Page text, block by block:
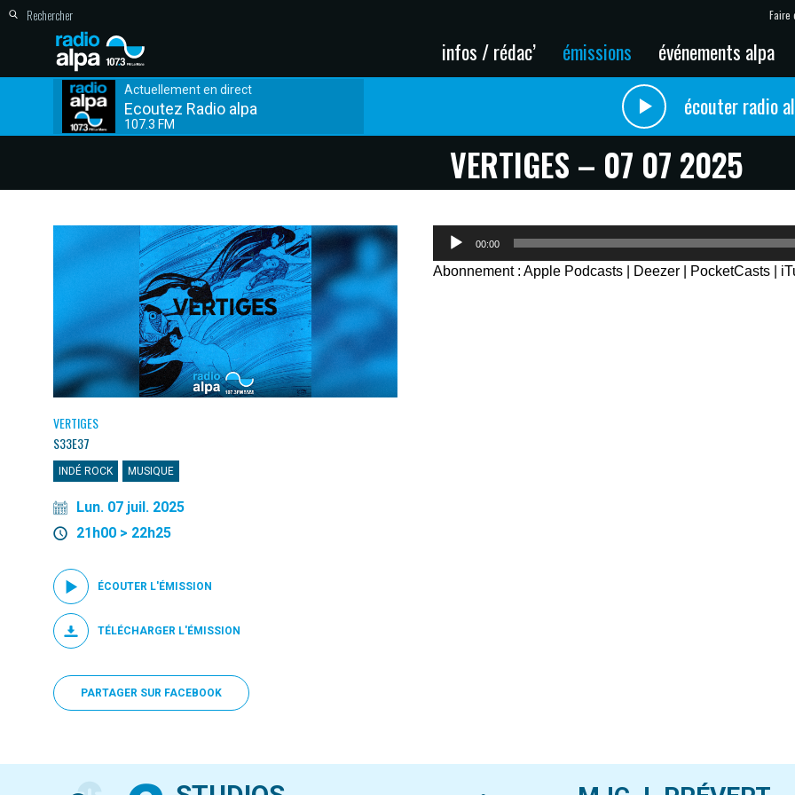
Faire
infos / rédac’ émissions événements alpa
Actuellement en direct
Ecoutez Radio alpa
107.3 FM
écouter radio
VERTIGES – 07 07 2025
VERTIGES
S33E37
INDÉ ROCK MUSIQUE
Lun. 07 juil. 2025
21h00 > 22h25
ÉCOUTER L'ÉMISSION
TÉLÉCHARGER L'ÉMISSION
PARTAGER SUR FACEBOOK
Lecteur
00:00
Abonnement :Apple Podcasts Deezer PocketCasts